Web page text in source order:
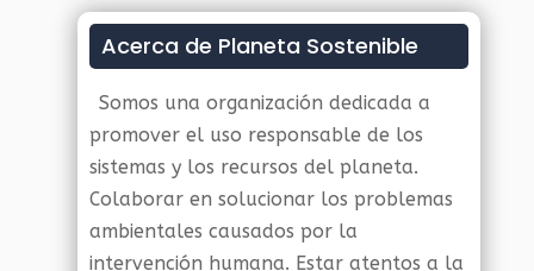
Acerca de Planeta Sostenible
Somos una organización dedicada a
promover el uso responsable de los
sistemas y los recursos del planeta.
Colaborar en solucionar los problemas
ambientales causados por la
intervención humana. Estar atentos a la